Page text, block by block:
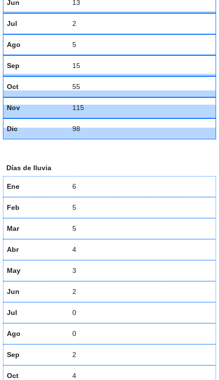
Jun 13
Jul 2
Ago 5
Sep 15
Oct 55
Nov 115
Dic 98
Días de lluvia
Ene 6
Feb 5
Mar 5
Abr 4
May 3
Jun 2
Jul 0
Ago 0
Sep 2
Oct 4